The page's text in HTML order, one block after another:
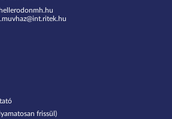
frissül)